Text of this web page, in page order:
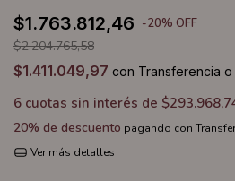
$1.763.812,46 -20% OFF
$2.204.765,58
$1.411.049,97 con Transferencia
6 cuotas sin interés de
20% de descuento pagando con
Ver más detalles